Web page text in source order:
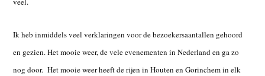
Ik heb inmiddels veel verklaringen voor de bezoekersaantallen gehoord
en gezien. Het mooie weer, de vele evenementen in Nederland en ga zo
nog door.Het mooie weer heeft de rijen in Houten en Gorinchem in elk